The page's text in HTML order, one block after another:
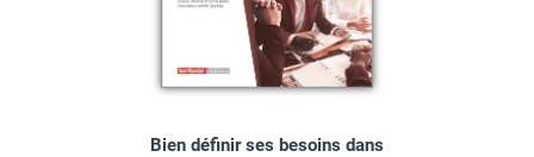
Bien définir ses besoins dans